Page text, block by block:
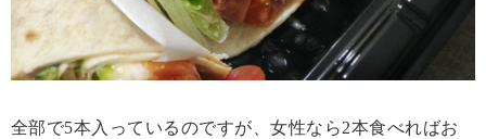
全部で5本入っているのですが、女性なら2本食べればお